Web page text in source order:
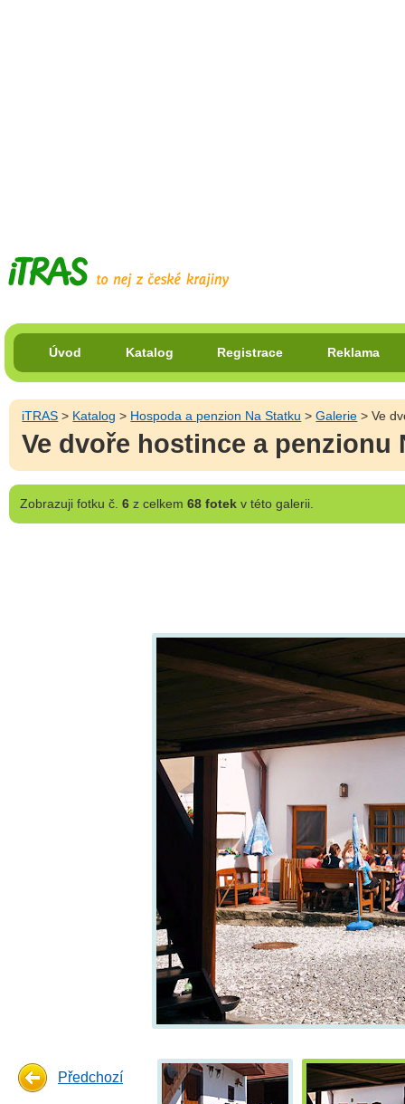
Úvod Katalog Registrace Reklama
iTRAS > Katalog > Hospoda a penzion Na Statku >Galerie > Ve
Ve dvoře hostince a penzionu
Zobrazujifotku č. 6z celkem 68 fotekv této galerii.
Předchozí